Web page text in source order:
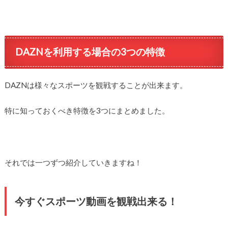
DAZNを利用する場合の3つの特徴
DAZNは様々なスポーツを観戦することが出来ます。
特に知っておくべき特徴を3つにまとめました。
それでは一つずつ紹介していきますね！
今すぐスポーツ動画を観戦出来る！